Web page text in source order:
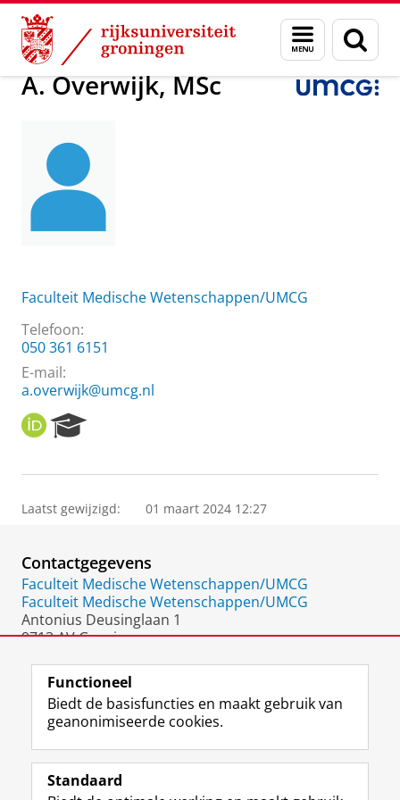
Skip
Content
Skip
Navigation
Menu
en
zoeken
Over ons A. Overwijk, MSc
A. Overwijk, MSc
Faculteit Medische Wetenschappen/UMCG
Telefoon:
050 361 6151
E-mail:
a.overwijk@umcg.nl
O
R
I
e
r
P
o
r
t
a
Laatst gewijzigd: 01 maart 2024 12:27
Contactgegevens
Faculteit Medische Wetenschappen/UMCG
Faculteit Medische Wetenschappen/UMCG
Antonius Deusinglaan 1
9713 AV Groningen
Volg de RUG
F
a
L
i
R
S
I
n
Y
o
Functioneel
Biedt de basisfuncties en maakt gebruik van
geanonimiseerde cookies.
Standaard